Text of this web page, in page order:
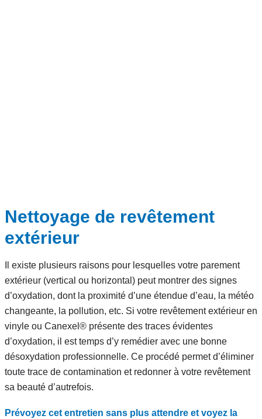
Nettoyage de revêtement
extérieur
Il existe plusieurs raisons pour lesquelles votre parement
extérieur (vertical ou horizontal) peut montrer des signes
d’oxydation, dont la proximité d’une étendue d’eau, la météo
changeante, la pollution, etc. Si votre revêtement extérieur en
vinyle ou Canexel® présente des traces évidentes
d’oxydation, il est temps d’y remédier avec une bonne
désoxydation professionnelle. Ce procédé permet d’éliminer
toute trace de contamination et redonner à votre revêtement
sa beauté d’autrefois.
Prévoyez cet entretien sans plus attendre et voyez la